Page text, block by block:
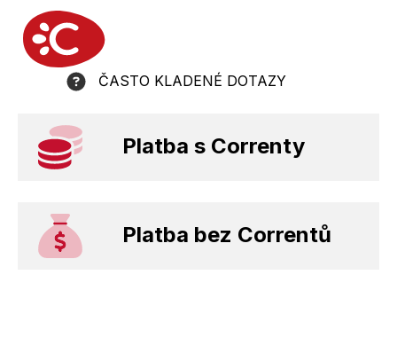
ČASTO KLADENÉ DOTAZY
Platba s Correnty
Platba bez Correntů